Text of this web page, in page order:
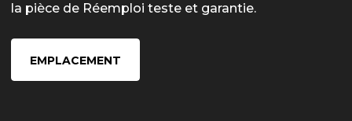
la pièce de Réemploi teste et garantie.
EMPLACEMENT